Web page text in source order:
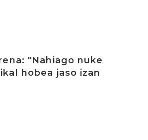
"Nahiago nuke
hobea jaso izan